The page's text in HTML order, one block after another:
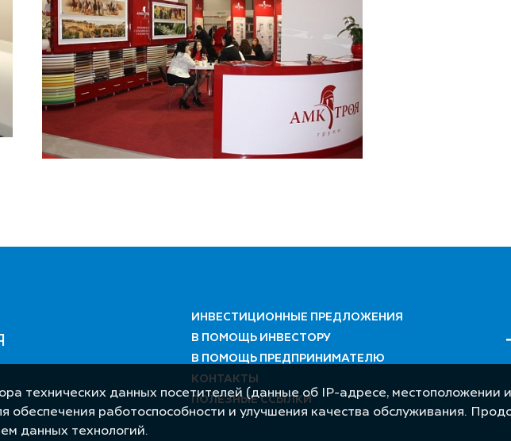
ИНВЕСТИЦИОННЫЕ ПРЕДЛОЖЕНИЯ
В ПОМОЩЬ ИНВЕСТОРУ
В ПОМОЩЬ ПРЕДПРИНИМАТЕЛЮ
КОНТАКТЫ
ПОЛЕЗНЫЕ ССЫЛКИ
технических данных посетителей (данные об IP-адресе, местоположении
работоспособности и улучшения качества обслуживания.
данных технологий.